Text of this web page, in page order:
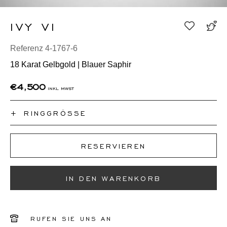
IVY VI
Referenz 4-1767-6
18 Karat Gelbgold | Blauer Saphir
€4,500 inkl mwst
+RINGGRÖSSE
Ich kenne meine Ringgröße nicht
50
53
RESERVIEREN
IN DEN WARENKORB
RUFEN SIE UNS AN